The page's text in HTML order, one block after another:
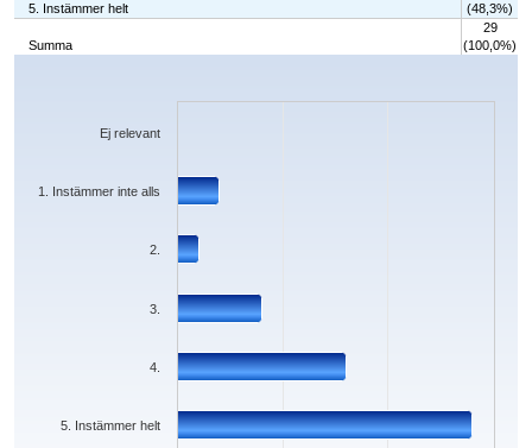
5. Instämmer helt
(48,3%)
Summa
29
(100,0%)
Chart
The chart has 1 X axis displaying categories.
5. Instämmer helt
4.
3.
2.
1. Instämmer inte alls
Ej relevant